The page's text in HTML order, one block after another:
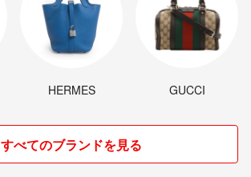
HERMES GUCCI
すべてのブランドを見る